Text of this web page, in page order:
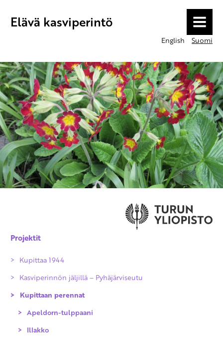
Elävä kasviperintö MENU
English Suomi
Projektit
Kupittaa 1944
Kasviperinnön jäljillä – Pyhäjärviseutu
Kupittaan perennat
Apeldorn-tulppaani
Illakko